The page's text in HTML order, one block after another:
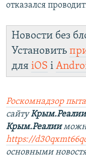
отказался
Новости без
Установить
для iOS і
Роскомнадзор
сайтуКрым.Реалии
Крым.Реалии
https://
основными